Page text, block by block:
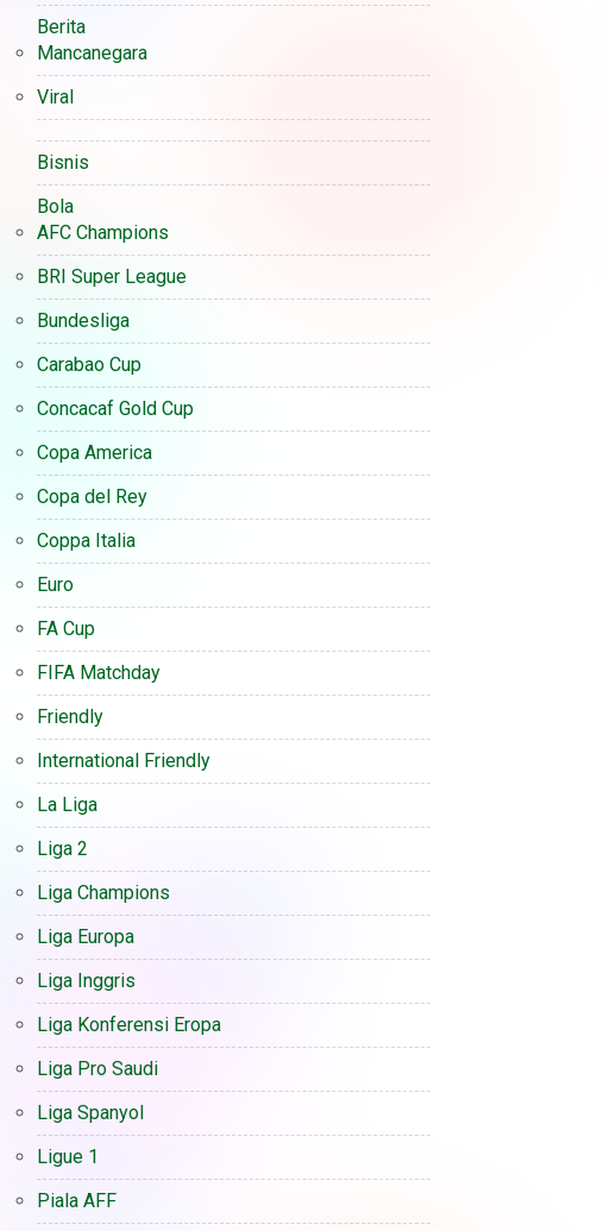
Berita
Mancanegara
Viral
Bisnis
Bola
AFC Champions
BRI Super League
Bundesliga
Carabao Cup
Concacaf Gold Cup
Copa America
Copa del Rey
Coppa Italia
Euro
FA Cup
FIFA Matchday
Friendly
International Friendly
La Liga
Liga 2
Liga Champions
Liga Europa
Liga Inggris
Liga Konferensi Eropa
Liga Pro Saudi
Liga Spanyol
Ligue 1
Piala AFF